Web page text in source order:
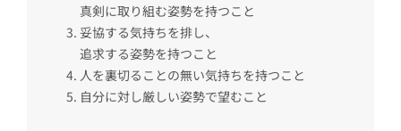
真剣に取り組む姿勢を持つこと
妥協する気持ちを排し、
追求する姿勢を持つこと
人を裏切ることの無い気持ちを持つこと
自分に対し厳しい姿勢で望むこと